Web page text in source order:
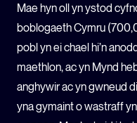
Mae hyn oll yn ystod
boblogaeth Cymru
pobl yn ei chael hi’n
maethlon, ac yn Mynd
anghywir ac yn gwneud
yna gymaint o wastraff